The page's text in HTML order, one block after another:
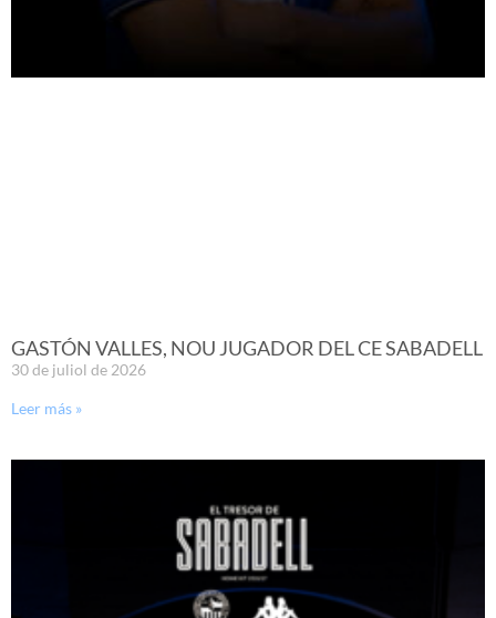
GASTÓN VALLES, NOU JUGADOR DEL CE SABADELL
30 de juliol de 2026
Leer más »